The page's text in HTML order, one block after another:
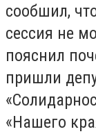
сообшил,
сессия не
пояснил
пришли
«Нашего